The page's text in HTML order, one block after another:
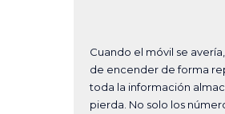
Cuando el móvil se
de encender de forma
toda la información
pierda. No solo los